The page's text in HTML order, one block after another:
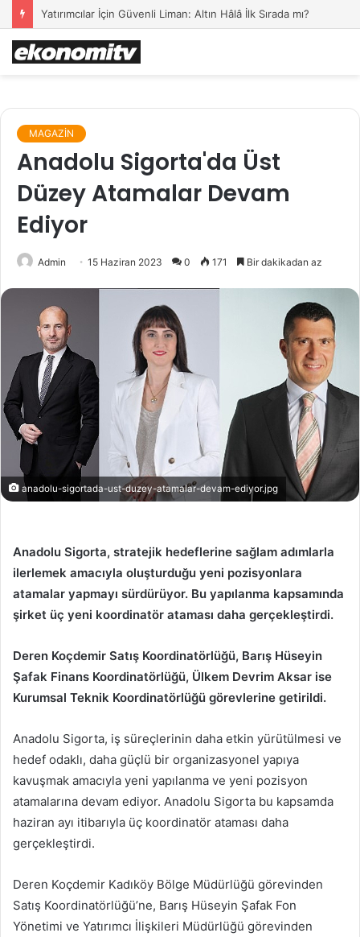
Yatırımcılar İçin Güvenli Liman: Altın Hâlâ İlk Sırada mı?
MAGAZİN
Anadolu Sigorta'da Üst
Düzey Atamalar Devam
Ediyor
Admin 15 Haziran 2023 0 171 Bir dakikadan az
anadolu-sigortada-ust-duzey-atamalar-devam-ediyor.jpg
Anadolu Sigorta, stratejik hedeflerine sağlam adımlarla
ilerlemek amacıyla oluşturduğu yeni pozisyonlara
atamalar yapmayı sürdürüyor. Bu yapılanma kapsamında
şirket üç yeni koordinatör ataması daha gerçekleştirdi.
Deren Koçdemir Satış Koordinatörlüğü, Barış Hüseyin
Şafak Finans Koordinatörlüğü, Ülkem Devrim Aksar ise
Kurumsal Teknik Koordinatörlüğü görevlerine getirildi.
Anadolu Sigorta, iş süreçlerinin daha etkin yürütülmesi ve
hedef odaklı, daha güçlü bir organizasyonel yapıya
kavuşmak amacıyla yeni yapılanma ve yeni pozisyon
atamalarına devam ediyor. Anadolu Sigorta bu kapsamda
haziran ayı itibarıyla üç koordinatör ataması daha
gerçekleştirdi.
Deren Koçdemir Kadıköy Bölge Müdürlüğü görevinden
Satış Koordinatörlüğü’ne, Barış Hüseyin Şafak Fon
Yönetimi ve Yatırımcı İlişkileri Müdürlüğü görevinden